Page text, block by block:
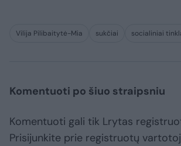
Vilija Pilibaitytė-Mia sukčiai socialiniai
Komentuoti po šiuo straipsniu
Komentuoti gali tik Lrytas
Prisijunkite prie registruotų